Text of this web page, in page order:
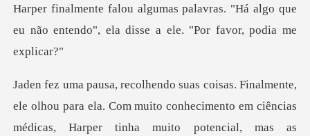
r finalmente falou algumas palavras. "Há algo que
eu não
to em ciências
médicas, Harper tinha muito potencial, mas as